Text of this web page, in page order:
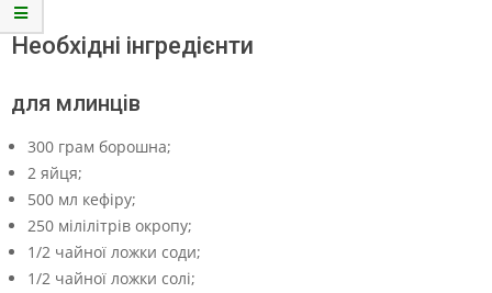
Необхідні інгредієнти
для млинців
300 грам борошна;
2 яйця;
500 мл кефіру;
250 мілілітрів окропу;
1/2 чайної ложки соди;
1/2 чайної ложки солі;